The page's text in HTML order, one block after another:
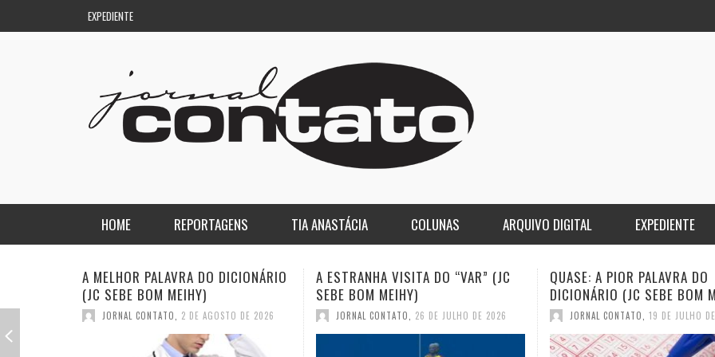
EXPEDIENTE
HOME REPORTAGENS
REGIONAL
TIA ANASTÁCIA COLUNAS
DE PASSAGEM
ARQUIVO DIGITAL EXPEDIENTE
A ESTRANHA VISITA DO “VAR” (JC
SEBE BOM MEIHY)
JORNAL CONTATO 26 DE JULHO DE 2026
QUASE: A PIOR PALAVRA DO
DICIONÁRIO (JC SEBE BOM MEIHY)
JORNAL CONTATO 19 DE JULHO DE 2026
A DEMOCRACIA
GASPARI)
JORNAL CONTATO 12 DE JULHO